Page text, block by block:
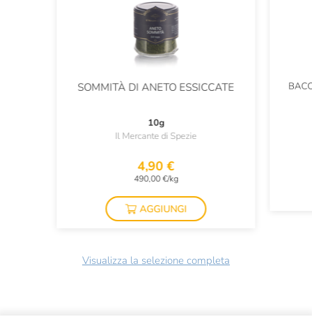
SOMMITÀ DI ANETO ESSICCATE
10g
Il Mercante di Spezie
4,90 €
490,00 €/kg
AGGIUNGI
Visualizza la selezione completa